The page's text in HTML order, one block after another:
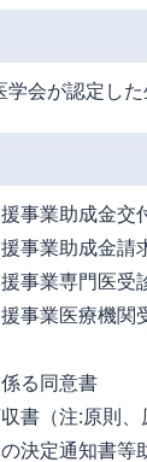
会が認定し
事業助成金交
事業助成金請
事業専門医受
事業医療機関
る同意書
書（注:原則、
決定通知書等